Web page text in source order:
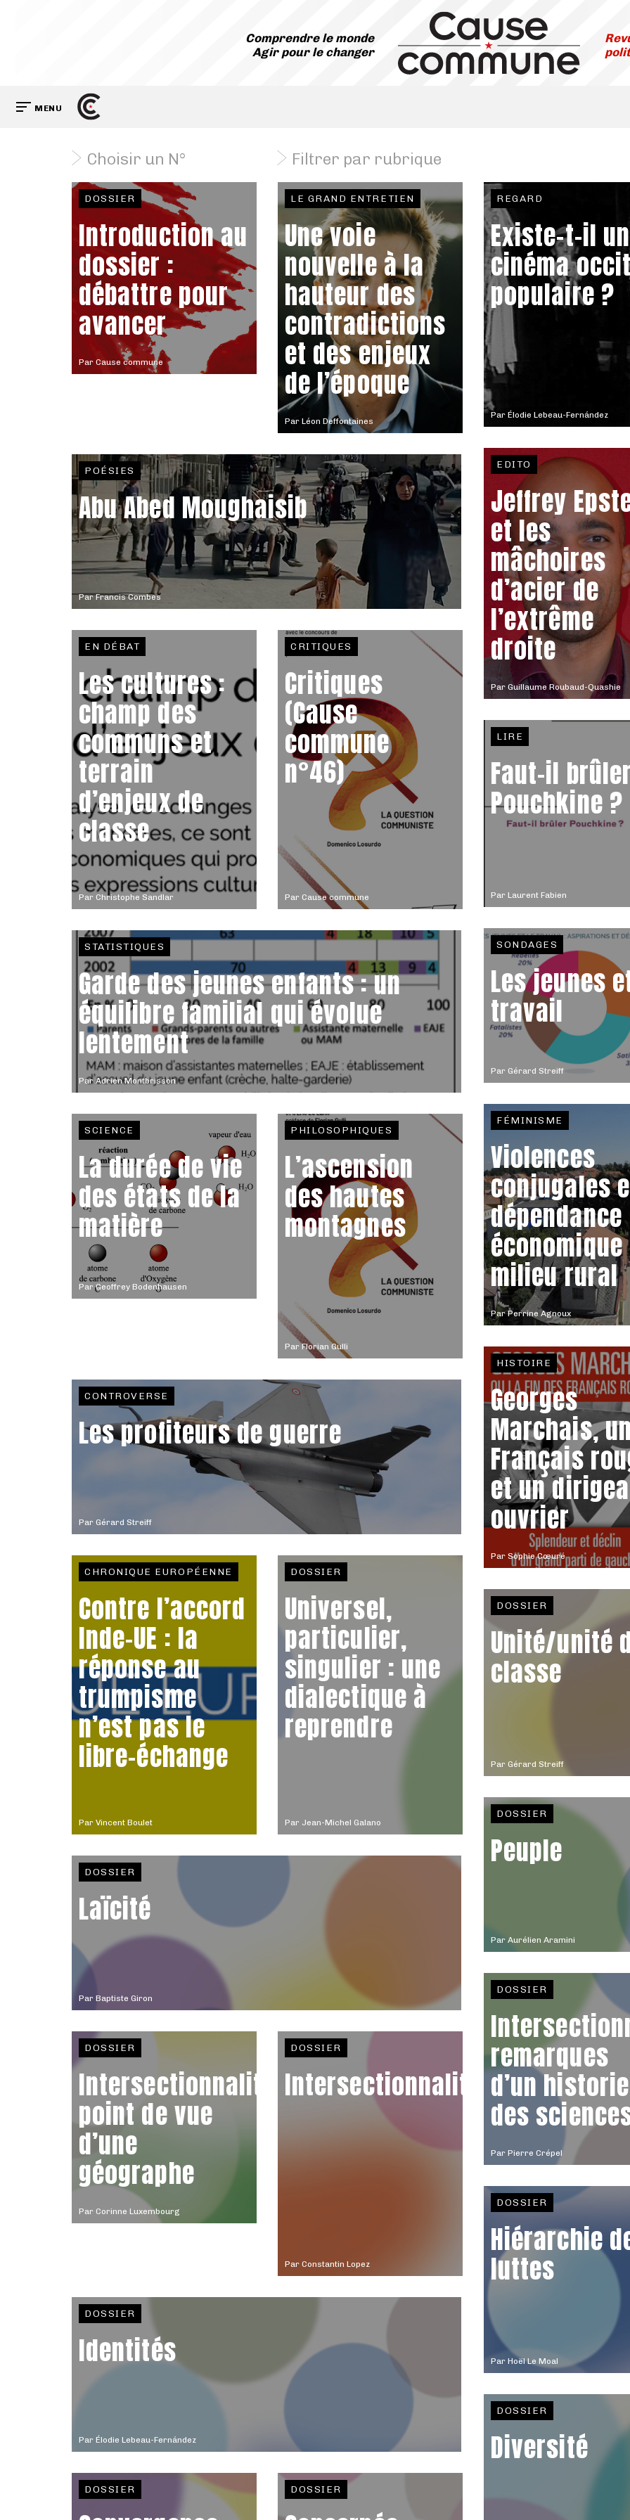
Comprendre le monde
Agir pour le changer
MENU
Choisir un N° Filtrer par rubrique
Par Cause commune
DOSSIER
Introduction au
dossier :
débattre pour
avancer
Par Léon Deffontaines
LE GRAND ENTRETIEN
Une voie
nouvelle à la
hauteur des
contradictions
et des enjeux
de l’époque
Par Élodie Lebeau-Fernández
REGARD
Existe-t-il un
cinéma
populaire ?
ParFrancis Combes
POÉSIES
Abu Abed Moughaisib
Par Guillaume Roubaud-Quashie
EDITO
Jeffrey
et les
mâchoires
d’acier de
l’extrême
droite
Par Christophe Sandlar
EN DÉBAT
Les cultures :
champ des
communs et
terrain
d’enjeux de
classe
Par Cause commune
CRITIQUES
Critiques
(Cause
commune
n°46)
Par Laurent Fabien
LIRE
Faut-il
Pouchkine ?
Par Gérard Streiff
SONDAGES
Les jeunes
travail
Par Adrien Montbrisson
STATISTIQUES
Garde des jeunes enfants : un
équilibre familial qui évolue
lentement
ParPerrine Agnoux
FÉMINISME
Violences
conjugales
dépendance
économique
milieu rural
ParGeoffrey Bodenhausen
SCIENCE
La durée de vie
des états de la
matière
ParFlorian Gulli
PHILOSOPHIQUES
L’ascension
des hautes
montagnes
Par Gérard Streiff
CONTROVERSE
Les profiteurs de guerre
Par Sophie Cœuré
HISTOIRE
Georges
Marchais,
Français
et un
ouvrier
Par Vincent Boulet
CHRONIQUE EUROPÉENNE
Contre l’accord
Inde-UE : la
réponse au
trumpisme
n’est pas le
libre-échange
Par Jean-Michel Galano
DOSSIER
Universel,
particulier,
singulier : une
dialectique à
reprendre
Par Gérard Streiff
DOSSIER
Unité/unité
classe
Par Aurélien Aramini
DOSSIER
Peuple
Par Baptiste Giron
DOSSIER
Laïcité
Par Pierre Crépel
DOSSIER
remarques
d’un
des
Par Corinne Luxembourg
DOSSIER
Intersectionnalité,
point de vue
d’une
géographe
Par Constantin Lopez
DOSSIER
Intersectionnalité
Par Élodie Lebeau-Fernández
DOSSIER
Identités Par Hoël Le Moal
DOSSIER
Hiérarchie
luttes
DOSSIER
Diversité
DOSSIER DOSSIER